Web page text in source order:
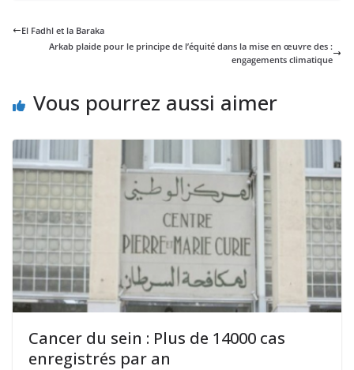
El Fadhl et la Baraka
Arkab plaide pour le principe de l’équité dans la mise en œuvre des :
engagements climatique
Vous pourrez aussi aimer
Cancer du sein : Plus de 14000 cas
enregistrés par an